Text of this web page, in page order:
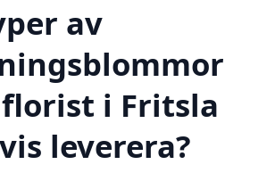
av
i Fritsla
leverera?